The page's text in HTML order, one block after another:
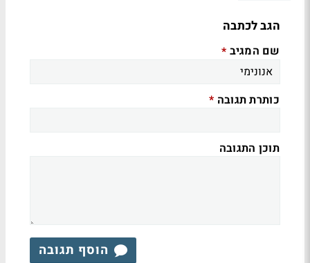
הגב לכתבה
שם המגיב *
כותרת תגובה *
תוכן התגובה
הוסף תגובה